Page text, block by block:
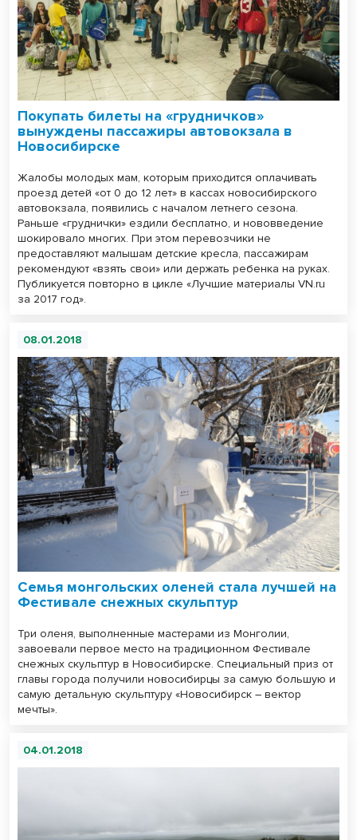
Покупать билеты на «грудничков»
вынуждены пассажиры автовокзала в
Новосибирске
Жалобы молодых мам, которым приходится оплачивать
проезд детей «от 0 до 12 лет» в кассах новосибирского
автовокзала, появились с началом летнего сезона.
Раньше «груднички» ездили бесплатно, и нововведение
шокировало многих. При этом перевозчики не
предоставляют малышам детские кресла, пассажирам
рекомендуют «взять свои» или держать ребенка на руках.
Публикуется повторно в цикле «Лучшие материалы VN.ru
за 2017 год».
08.01.2018
Семья монгольских оленей стала лучшей на
Фестивале снежных скульптур
Три оленя, выполненные мастерами из Монголии,
завоевали первое место на традиционном Фестивале
снежных скульптур в Новосибирске. Специальный приз от
главы города получили новосибирцы за самую большую и
самую детальную скульптуру «Новосибирск – вектор
мечты».
04.01.2018